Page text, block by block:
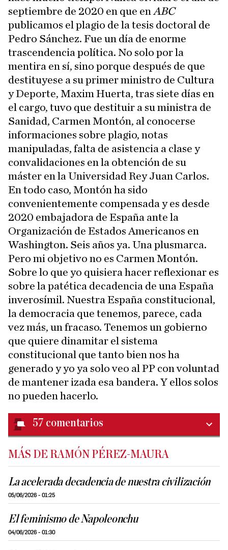
septiembre de 2020 en que en ABC
publicamos el plagio de la tesis doctoral de
Pedro Sánchez. Fue un día de enorme
trascendencia política. No solo por la
mentira en sí, sino porque después de que
destituyese a su primer ministro de Cultura
y Deporte, Maxim Huerta, tras siete días en
el cargo, tuvo que destituir a su ministra de
Sanidad, Carmen Montón, al conocerse
informaciones sobre plagio, notas
manipuladas, falta de asistencia a clase y
convalidaciones en la obtención de su
máster en la Universidad Rey Juan Carlos.
En todo caso, Montón ha sido
convenientemente compensada y es desde
2020 embajadora de España ante la
Organización de Estados Americanos en
Washington. Seis años ya. Una plusmarca.
Pero mi objetivo no es Carmen Montón.
Sobre lo que yo quisiera hacer reflexionar es
sobre la patética decadencia de una España
inverosímil. Nuestra España constitucional,
la democracia que tenemos, parece, cada
vez más, un fracaso. Tenemos un gobierno
que quiere dinamitar el sistema
constitucional que tanto bien nos ha
generado y yo ya solo veo al PP con voluntad
de mantener izada esa bandera. Y ellos solos
no pueden hacerlo.
57 comentarios
MÁS DE RAMÓN PÉREZ-MAURA
La acelerada decadencia de nuestra civilización
05/06/2026 - 01:25
El feminismo de Napoleonchu
04/06/2026 - 01:30